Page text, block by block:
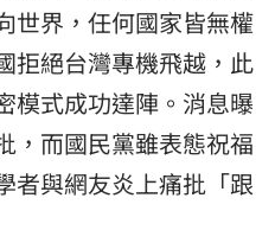
世界，任何國家皆無權
拒絕台灣專機飛越，此
模式成功達陣。消息曝
，而國民黨雖表態祝福
者與網友炎上痛批「跟